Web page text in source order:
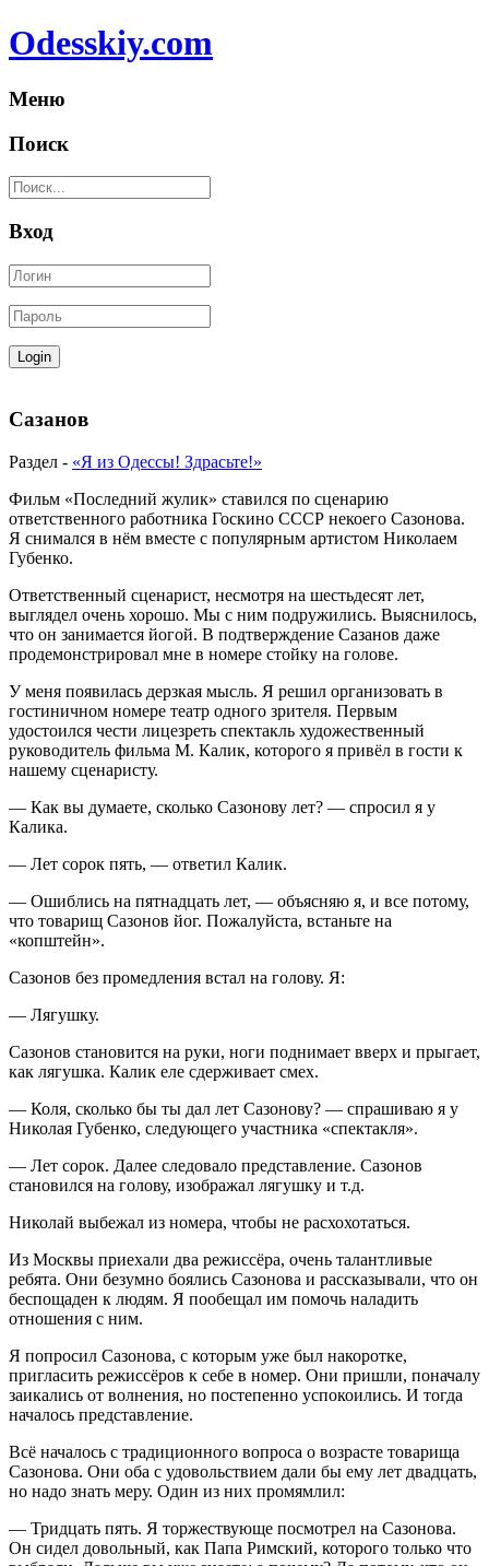
Odesskiy.com
Меню
Поиск
Вход
Сазанов
Раздел - «Я из Одессы! Здрасьте!»
Фильм «Последний жулик» ставился по сценарию
ответственного работника Госкино СССР некоего Сазонова.
Я снимался в нём вместе с популярным артистом Николаем
Губенко.
Ответственный сценарист, несмотря на шестьдесят лет,
выглядел очень хорошо. Мы с ним подружились. Выяснилось,
что он занимается йогой. В подтверждение Сазанов даже
продемонстрировал мне в номере стойку на голове.
У меня появилась дерзкая мысль. Я решил организовать в
гостиничном номере театр одного зрителя. Первым
удостоился чести лицезреть спектакль художественный
руководитель фильма М. Калик, которого я привёл в гости к
нашему сценаристу.
— Как вы думаете, сколько Сазонову лет? — спросил я у
Калика.
— Лет сорок пять, — ответил Калик.
— Ошиблись на пятнадцать лет, — объясняю я, и все потому,
что товарищ Сазонов йог. Пожалуйста, встаньте на
«копштейн».
Сазонов без промедления встал на голову. Я:
— Лягушку.
Сазонов становится на руки, ноги поднимает вверх и прыгает,
как лягушка. Калик еле сдерживает смех.
— Коля, сколько бы ты дал лет Сазонову? — спрашиваю я у
Николая Губенко, следующего участника «спектакля».
— Лет сорок. Далее следовало представление. Сазонов
становился на голову, изображал лягушку и т.д.
Николай выбежал из номера, чтобы не расхохотаться.
Из Москвы приехали два режиссёра, очень талантливые
ребята. Они безумно боялись Сазонова и рассказывали, что он
беспощаден к людям. Я пообещал им помочь наладить
отношения с ним.
Я попросил Сазонова, с которым уже был накоротке,
пригласить режиссёров к себе в номер. Они пришли, поначалу
заикались от волнения, но постепенно успокоились. И тогда
началось представление.
Всё началось с традиционного вопроса о возрасте товарища
Сазонова. Они оба с удовольствием дали бы ему лет двадцать,
но надо знать меру. Один из них промямлил:
— Тридцать пять. Я торжествующе посмотрел на Сазонова.
Он сидел довольный, как Папа Римский, которого только что